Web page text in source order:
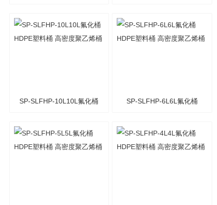
桶 桶
SP-SLFHP-10L10L氟化桶
桶
SP-SLFHP-6L6L氟化桶
桶